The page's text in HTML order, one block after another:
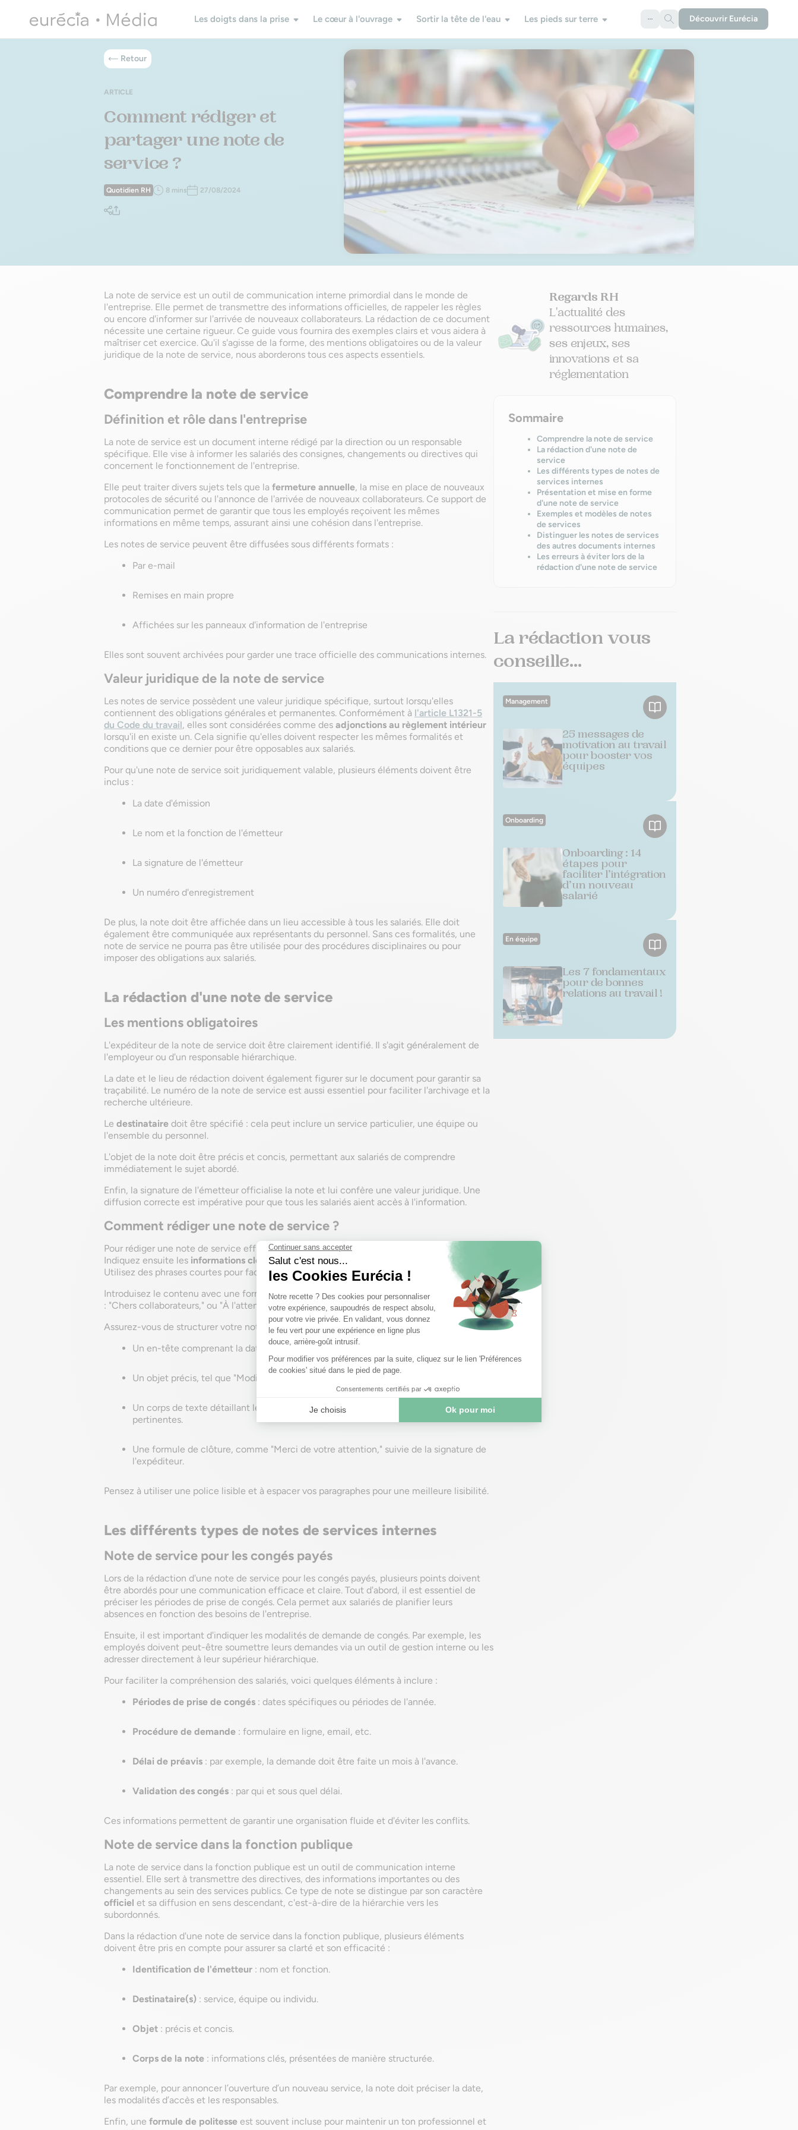
Les doigts dans la prise Le cœur à l'ouvrage Sortir la tête de l'eau Les pieds sur terre Découvrir Eurécia
Retour
ARTICLE
Comment rédiger et
partager une note de
service ?
Quotidien RH 8 mins 27/08/2024
La note de service est un outil de communication interne primordial dans le monde de
l'entreprise. Elle permet de transmettre des informations officielles, de rappeler les règles
ou encore d'informer sur l'arrivée de nouveaux collaborateurs. La rédaction de ce document
nécessite une certaine rigueur. Ce guide vous fournira des exemples clairs et vous aidera à
maîtriser cet exercice. Qu'il s'agisse de la forme, des mentions obligatoires ou de la valeur
juridique de la note de service, nous aborderons tous ces aspects essentiels.
Comprendre la note de service
Définition et rôle dans l'entreprise
La note de service est un document interne rédigé par la direction ou un responsable
spécifique. Elle vise à informer les salariés des consignes, changements ou directives qui
concernent le fonctionnement de l'entreprise.
Elle peut traiter divers sujets tels que la fermeture annuelle, la mise en place de nouveaux
protocoles de sécurité ou l'annonce de l'arrivée de nouveaux collaborateurs. Ce support de
communication permet de garantir que tous les employés reçoivent les mêmes
informations en même temps, assurant ainsi une cohésion dans l'entreprise.
Les notes de service peuvent être diffusées sous différents formats :
Par e-mail
Remises en main propre
Affichées sur les panneaux d'information de l'entreprise
Elles sont souvent archivées pour garder une trace officielle des communications internes.
Valeur juridique de la note de service
Les notes de service possèdent une valeur juridique spécifique, surtout lorsqu'elles
contiennent des obligations générales et permanentes. Conformément à l'article L1321-5
du Code du travail, elles sont considérées comme des adjonctions au règlement intérieur
lorsqu'il en existe un. Cela signifie qu'elles doivent respecter les mêmes formalités et
conditions que ce dernier pour être opposables aux salariés.
Pour qu'une note de service soit juridiquement valable, plusieurs éléments doivent être
inclus :
La date d'émission
Le nom et la fonction de l'émetteur
La signature de l'émetteur
Un numéro d'enregistrement
De plus, la note doit être affichée dans un lieu accessible à tous les salariés. Elle doit
également être communiquée aux représentants du personnel. Sans ces formalités, une
note de service ne pourra pas être utilisée pour des procédures disciplinaires ou pour
imposer des obligations aux salariés.
La rédaction d'une note de service
Les mentions obligatoires
L'expéditeur de la note de service doit être clairement identifié. Il s'agit généralement de
l'employeur ou d'un responsable hiérarchique.
La date et le lieu de rédaction doivent également figurer sur le document pour garantir sa
traçabilité. Le numéro de la note de service est aussi essentiel pour faciliter l'archivage et la
recherche ultérieure.
Le destinataire doit être spécifié : cela peut inclure un service particulier, une équipe ou
l'ensemble du personnel.
L'objet de la note doit être précis et concis, permettant aux salariés de comprendre
immédiatement le sujet abordé.
Enfin, la signature de l'émetteur officialise la note et lui confère une valeur juridique. Une
diffusion correcte est impérative pour que tous les salariés aient accès à l'information.
Comment rédiger une note de service ?
Pour rédiger une note de service efficace, commencez par un objet clair et descriptif.
Indiquez ensuite les informations clés
dans le corps du texte de manière concise et précise.
Utilisez des phrases courtes pour faciliter la lecture.
Introduisez le contenu avec une formule de salutation appropriée si nécessaire. Par exemple
: "Chers collaborateurs," ou "À l'attention de tous les employés,".
Assurez-vous de structurer votre note de service avec les éléments suivants :
Un en-tête comprenant la date, l'émetteur et le destinataire.
Un objet précis, tel que "Modification des horaires de travail".
Un corps de texte détaillant les instructions, changements ou informations
pertinentes.
Une formule de clôture, comme "Merci de votre attention," suivie de la signature de
l'expéditeur.
Pensez à utiliser une police lisible et à espacer vos paragraphes pour une meilleure lisibilité.
Les différents types de notes de services internes
Note de service pour les congés payés
Lors de la rédaction d'une note de service pour les congés payés, plusieurs points doivent
être abordés pour une communication efficace et claire. Tout d'abord, il est essentiel de
préciser les périodes de prise de congés. Cela permet aux salariés de planifier leurs
absences en fonction des besoins de l'entreprise.
Ensuite, il est important d'indiquer les modalités de demande de congés. Par exemple, les
employés doivent peut-être soumettre leurs demandes via un outil de gestion interne ou les
adresser directement à leur supérieur hiérarchique.
Pour faciliter la compréhension des salariés, voici quelques éléments à inclure :
Périodes de prise de congés : dates spécifiques ou périodes de l'année.
Procédure de demande : formulaire en ligne, email, etc.
Délai de préavis : par exemple, la demande doit être faite un mois à l'avance.
Validation des congés : par qui et sous quel délai.
Ces informations permettent de garantir une organisation fluide et d'éviter les conflits.
Note de service dans la fonction publique
La note de service dans la fonction publique est un outil de communication interne
essentiel. Elle sert à transmettre des directives, des informations importantes ou des
changements au sein des services publics. Ce type de note se distingue par son caractère
officiel et sa diffusion en sens descendant, c'est-à-dire de la hiérarchie vers les
subordonnés.
Dans la rédaction d'une note de service dans la fonction publique, plusieurs éléments
doivent être pris en compte pour assurer sa clarté et son efficacité :
Identification de l'émetteur : nom et fonction.
Destinataire(s) : service, équipe ou individu.
Objet : précis et concis.
Corps de la note : informations clés, présentées de manière structurée.
Par exemple, pour annoncer l’ouverture d’un nouveau service, la note doit préciser la date,
les modalités d’accès et les responsables.
Enfin, une formule de politesse est souvent incluse pour maintenir un ton professionnel et
Regards RH
L'actualité des
ressources humaines,
ses enjeux, ses
innovations et sa
réglementation
Sommaire
Comprendre la note de service
La rédaction d'une note de
service
Les différents types de notes de
services internes
Présentation et mise en forme
d'une note de service
Exemples et modèles de notes
de services
Distinguer les notes de services
des autres documents internes
Les erreurs à éviter lors de la
rédaction d'une note de service
La rédaction vous
conseille...
Management
25 messages de
motivation au travail
pour booster vos
équipes
Onboarding
Onboarding : 14
étapes pour
faciliter l’intégration
d’un nouveau
salarié
En équipe
Les 7 fondamentaux
pour de bonnes
relations au travail !